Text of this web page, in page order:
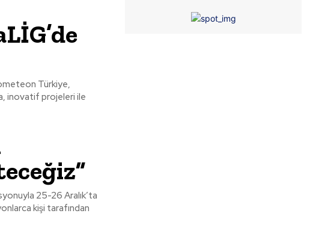
Türkiye,
inovatif projeleri ile
25-26 Aralık’ta
kişi tarafından